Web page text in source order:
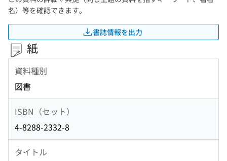
名）等を確認できます。
書誌情報を出力
紙
資料種別
図書
ISBN（セット）
4-8288-2332-8
タイトル